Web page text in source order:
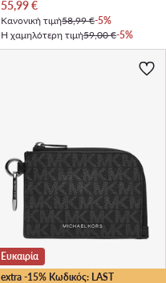
Τρέχουσα τιμή
55,99€
Κανονική τιμή58,99 €-5%
Η χαμηλότερη τιμή59,00 €-5%
extra -15% Κωδικός: LAST
Ευκαιρία